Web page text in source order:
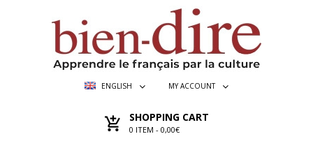
ENGLISH MY ACCOUNT
SHOPPING CART
0 ITEM - 0,00€